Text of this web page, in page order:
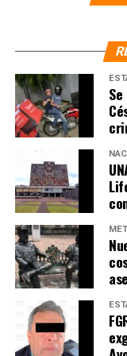
testimonios a su
informa
https://
—
NOTAS
LA HOGUERA
UNAM